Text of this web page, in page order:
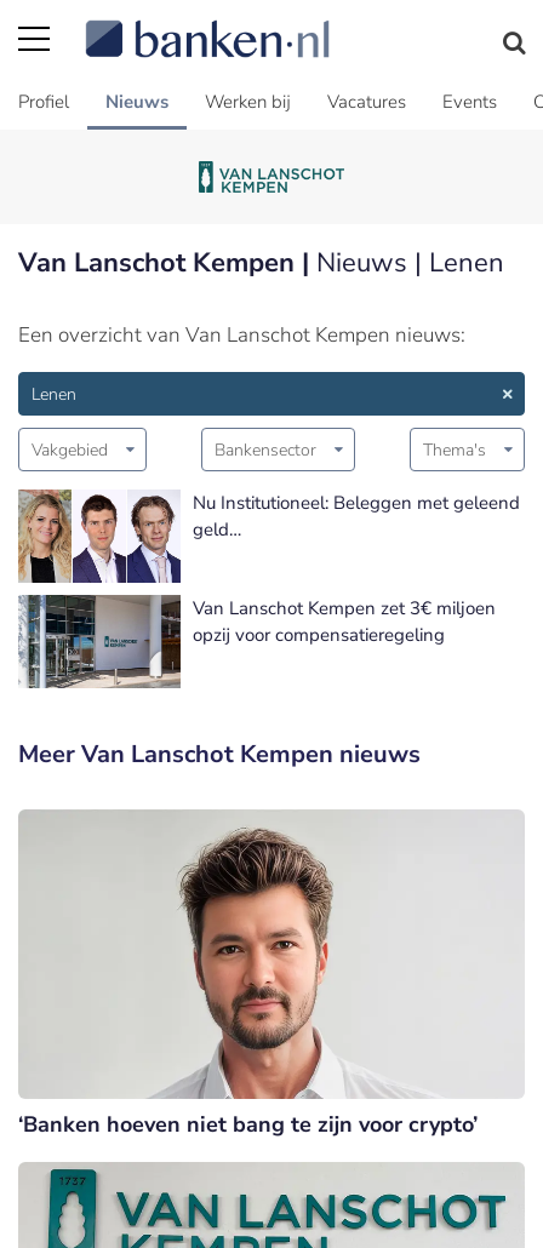
Profiel Nieuws Werken bij Vacatures Events
Van Lanschot Kempen | Nieuws | Lenen
Een overzicht van Van Lanschot Kempen nieuws:
Lenen
Vakgebied Bankensector Thema's
Nu Institutioneel: Beleggen met geleend
geld…
Van Lanschot Kempen zet 3€ miljoen
opzij voor compensatieregeling
Meer Van Lanschot Kempen nieuws
‘Banken hoeven niet bang te zijn voor crypto’